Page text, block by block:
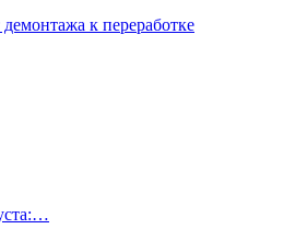
к переработке